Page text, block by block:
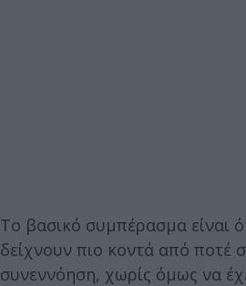
Το βασικό συμπέρασμα είναι
δείχνουν πιο κοντά από ποτέ
συνεννόηση, χωρίς όμως να